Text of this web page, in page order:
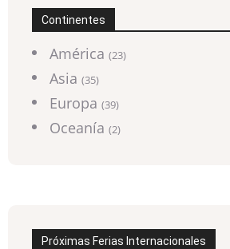
Continentes
América (23)
Asia (35)
Europa (39)
Oceanía (2)
Próximas Ferias Internacionales